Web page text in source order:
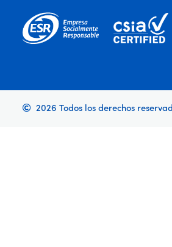
2026 Todos los derechos